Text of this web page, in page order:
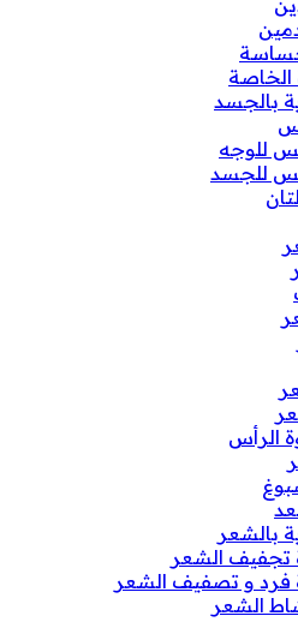
الخاصة
بالجسد
للوجه
للجسد
الرأس
بالشعر
تجفيف الشعر
فرد و تصفيف الشعر
الشعر